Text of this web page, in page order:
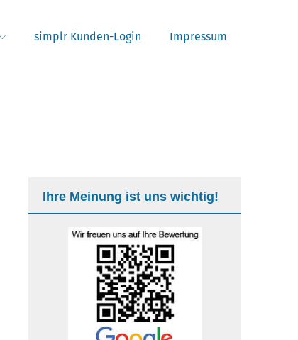
simplr Kunden-Login Impressum
Ihre Meinung ist uns wichtig!